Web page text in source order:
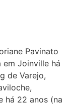
Pavinato
em Joinville há
de Varejo,
há 22 anos (na